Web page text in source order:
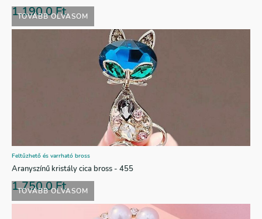
TOVÁBB OLVASOM
1.190,0Ft
TOVÁBB OLVASOM
Feltűzhető és varrható bross
Aranyszínű kristály cica bross - 455
1.750,0Ft